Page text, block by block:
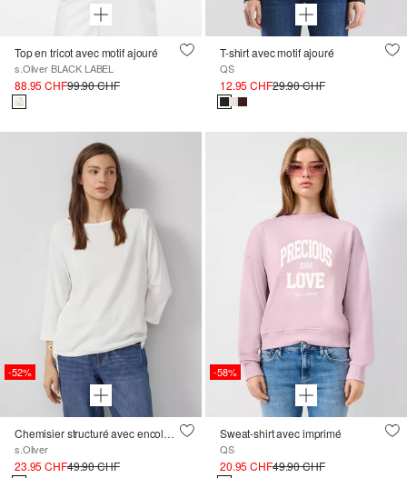
Top en tricot avec motif ajouré
s.Oliver BLACK LABEL
88.95 CHF99.90 CHF
T-shirt avec motif ajouré
QS
12.95 CHF29.90 CHF
-52%
Chemisier structuré avec encolure en U
s.Oliver
23.95 CHF49.90 CHF
-58%
Sweat-shirt avec imprimé
QS
20.95 CHF49.90 CHF